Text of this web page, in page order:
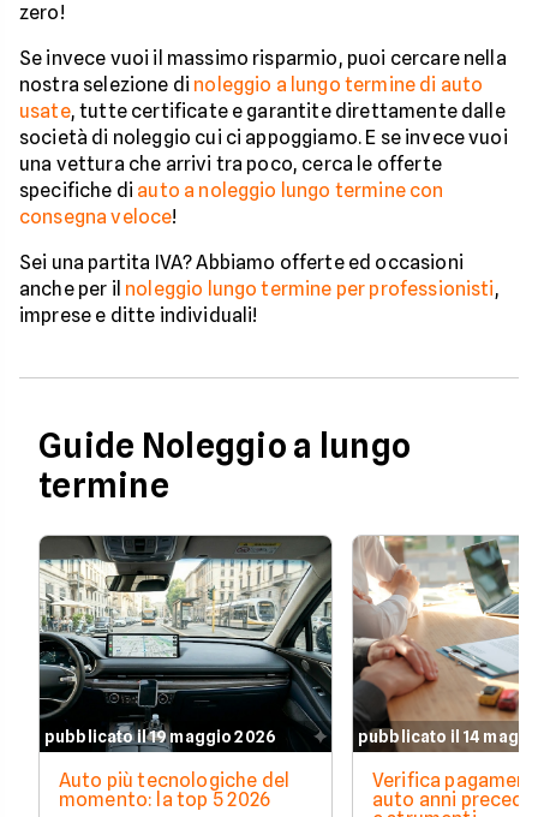
zero!
Se invece vuoi il massimo risparmio, puoi cercare nella
nostra selezione di noleggio a lungo termine di auto
usate, tutte certificate e garantite direttamente dalle
società di noleggio cui ci appoggiamo. E se invece vuoi
una vettura che arrivi tra poco, cerca le offerte
specifiche di auto a noleggio lungo termine con
consegna veloce!
Sei una partita IVA? Abbiamo offerte ed occasioni
anche per il noleggio lungo termine per professionisti,
imprese e ditte individuali!
Guide Noleggio a lungo
termine
pubblicato il 19 maggio 2026
Auto più tecnologiche del
momento: la top 5 2026
pubblicato il 14
Verifica
auto anni